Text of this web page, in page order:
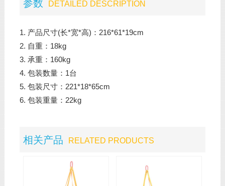
参数 DETAILED DESCRIPTION
1. 产品尺寸(长*宽*高)：216*61*19cm
2. 自重：18kg
3. 承重：160kg
4. 包装数量：1台
5. 包装尺寸：221*18*65cm
6. 包装重量：22kg
相关产品 RELATED PRODUCTS